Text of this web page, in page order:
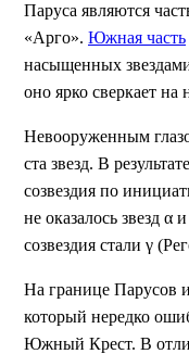
Паруса являются
«Арго». Южная часть
насыщенных
оно ярко сверкает на
Невооруженным
ста звезд. В
созвездия по
не оказалось звезд
созвездия стали γ
На границе Парусов
который нередко
Южный Крест. В